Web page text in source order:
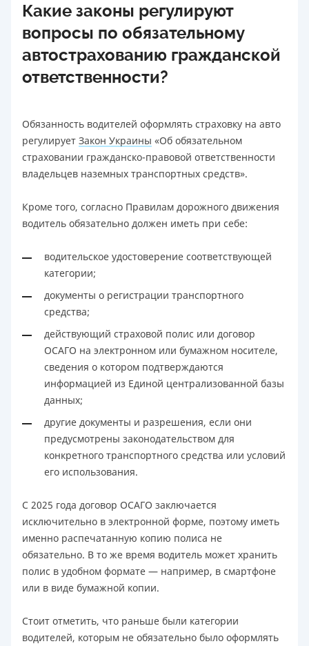
Какие законы регулируют
вопросы по обязательному
автострахованию гражданской
ответственности?
Обязанность водителей оформлять страховку на авто
регулирует Закон Украины «Об обязательном
страховании гражданско-правовой ответственности
владельцев наземных транспортных средств».
Кроме того, согласно Правилам дорожного движения
водитель обязательно должен иметь при себе:
водительское удостоверение соответствующей
категории;
документы о регистрации транспортного
средства;
действующий страховой полис или договор
ОСАГО на электронном или бумажном носителе,
сведения о котором подтверждаются
информацией из Единой централизованной базы
данных;
другие документы и разрешения, если они
предусмотрены законодательством для
конкретного транспортного средства или условий
его использования.
С 2025 года договор ОСАГО заключается
исключительно в электронной форме, поэтому иметь
именно распечатанную копию полиса не
обязательно. В то же время водитель может хранить
полис в удобном формате — например, в смартфоне
или в виде бумажной копии.
Стоит отметить, что раньше были категории
водителей, которым не обязательно было оформлять